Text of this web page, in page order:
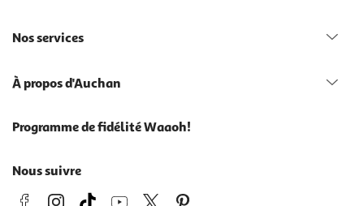
Nos services
À propos d'Auchan
Programme de fidélité Waaoh!
Nous suivre